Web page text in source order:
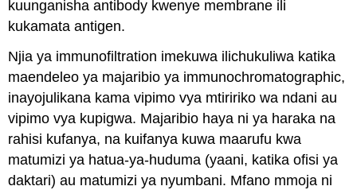
kuunganisha antibody kwenye membrane ili
kukamata antigen.
Njia ya immunofiltration imekuwa ilichukuliwa katika
maendeleo ya majaribio ya immunochromatographic,
inayojulikana kama vipimo vya mtiririko wa ndani au
vipimo vya kupigwa. Majaribio haya ni ya haraka na
rahisi kufanya, na kuifanya kuwa maarufu kwa
matumizi ya hatua-ya-huduma (yaani, katika ofisi ya
daktari) au matumizi ya nyumbani. Mfano mmoja ni